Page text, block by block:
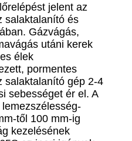
jelent az
salaktalanító és
Gázvágás,
utáni kerek
élek
pormentes
salaktalanító gép 2-4
sebességet ér el. A
től 100 mm-ig
kezelésének